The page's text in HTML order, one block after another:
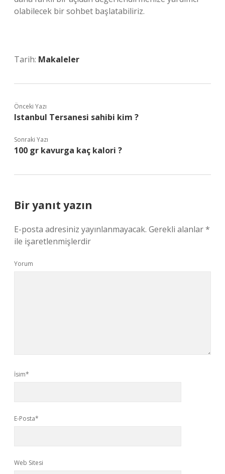
olabilecek bir sohbet başlatabiliriz.
Tarih: Makaleler
Önceki Yazı
Istanbul Tersanesi sahibi kim ?
Sonraki Yazı
100 gr kavurga kaç kalori ?
Bir yanıt yazın
E-posta adresiniz yayınlanmayacak. Gerekli alanlar*
ile işaretlenmişlerdir
Yorum
İsim*
E-Posta*
Web Sitesi